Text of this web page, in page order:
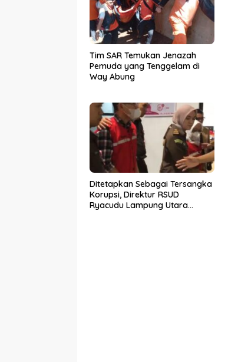
Tim SAR Temukan Jenazah
Pemuda yang Tenggelam di
Way Abung
Ditetapkan Sebagai Tersangka
Korupsi, Direktur RSUD
Ryacudu Lampung Utara